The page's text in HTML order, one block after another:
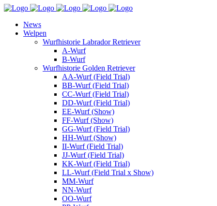
News
Welpen
Wurfhistorie Labrador Retriever
A-Wurf
B-Wurf
Wurfhistorie Golden Retriever
AA-Wurf (Field Trial)
BB-Wurf (Field Trial)
CC-Wurf (Field Trial)
DD-Wurf (Field Trial)
EE-Wurf (Show)
FF-Wurf (Show)
GG-Wurf (Field Trial)
HH-Wurf (Show)
II-Wurf (Field Trial)
JJ-Wurf (Field Trial)
KK-Wurf (Field Trial)
LL-Wurf (Field Trial x Show)
MM-Wurf
NN-Wurf
OO-Wurf